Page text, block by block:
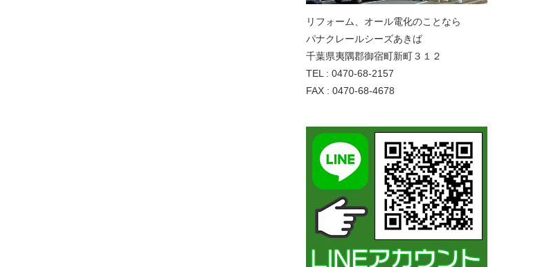
リフォーム、オール電化のことなら
パナクレールシーズあきば
千葉県夷隅郡御宿町新町３１２
TEL : 0470-68-2157
FAX : 0470-68-4678